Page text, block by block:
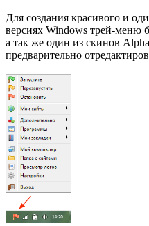
Для создания красивого и
версиях Windows трей-меню
а так же один из скинов
предварительно